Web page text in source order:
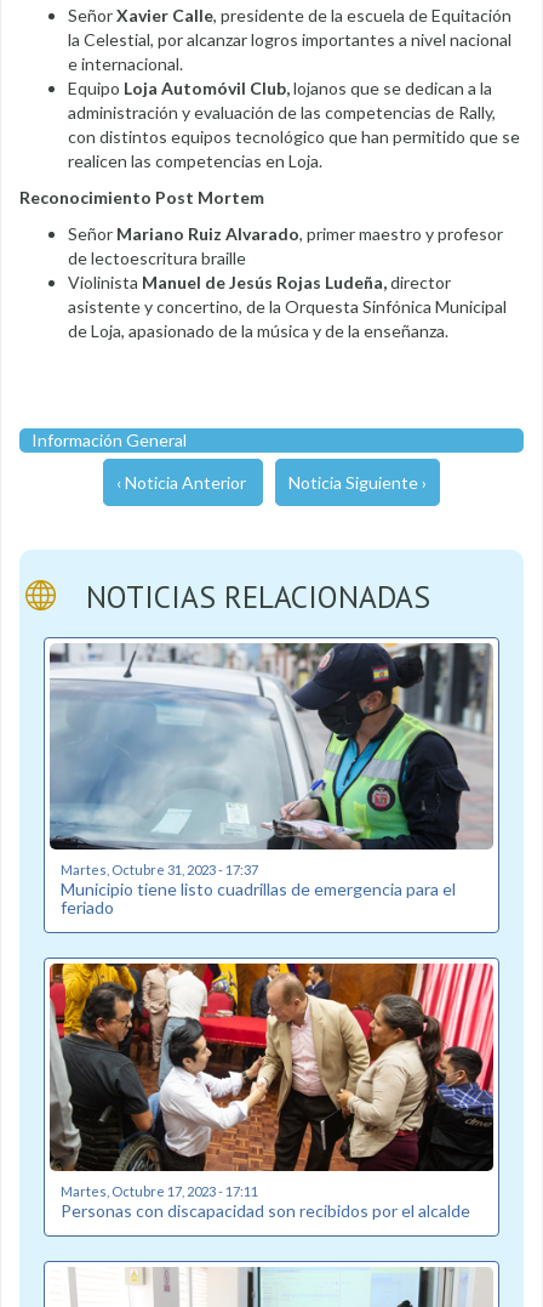
SeñorXavier Calle, presidente de la escuela de Equitación
la Celestial, por alcanzar logros importantes a nivel nacional
e internacional.
Equipo Loja Automóvil Club,lojanos que se dedican a la
administración y evaluación de las competencias de Rally,
con distintos equipos tecnológico que han permitido que se
realicen las competencias en Loja.
Reconocimiento Post Mortem
Señor Mariano Ruiz Alvarado, primer maestro y profesor
de lectoescritura braille
Violinista Manuel de Jesús Rojas Ludeña,director
asistente y concertino, de la Orquesta Sinfónica Municipal
de Loja, apasionado de la música y de la enseñanza.
Información General
‹ Noticia Anterior Noticia Siguiente ›
NOTICIAS RELACIONADAS
Martes, Octubre 31, 2023 - 17:37
Municipio tiene listo cuadrillas de emergencia para el
feriado
Martes, Octubre 17, 2023 - 17:11
Personas con discapacidad son recibidos por el alcalde